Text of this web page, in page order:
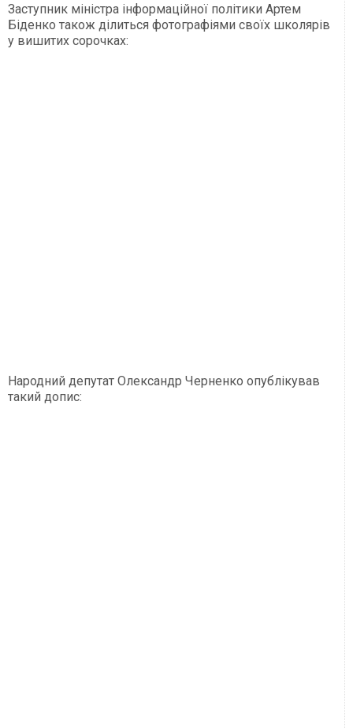
Заступник міністра інформаційної політики Артем
Біденко також ділиться фотографіями своїх школярів
у вишитих сорочках:
Народний депутат Олександр Черненко опублікував
такий допис: